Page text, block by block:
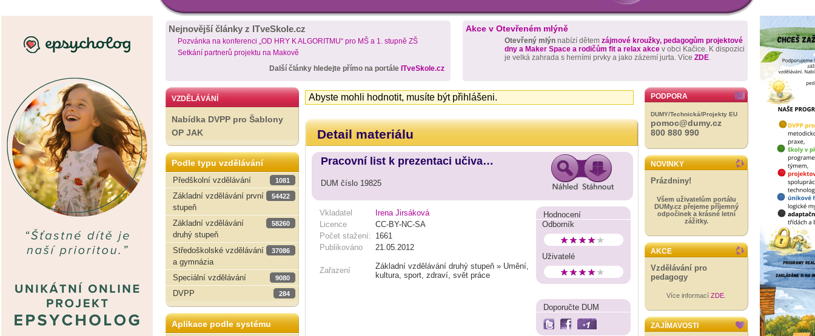
Nejnovější články z ITveSkole.cz
Pozvánka na konferenci „OD HRY K ALGORITMU“ pro MŠ a 1. stupně ZŠ
Setkání partnerů projektu na Makově
Další články hledejte přímo na portále ITveSkole.cz
Akce v Otevřeném mlýně
Otevřený mlýn nabízí dětem zájmové kroužky, pedagogům projektové
dny a Maker Space a rodičům fit a relax akce v obci Kačice. K dispozici
je velká zahrada s herními prvky a jako zázemí jurta. Více ZDE.
VZDĚLÁVÁNÍ
Nabídka DVPP pro Šablony
OP JAK
Podle typu vzdělávání
Předškolní vzdělávání
1081
Základní vzdělávání první
stupeň
54422
Základní vzdělávání
druhý stupeň
58260
Středoškolské vzdělávání
a gymnázia
37086
Speciální vzdělávání 9080
DVPP 284
Aplikace podle systému
Abyste mohli hodnotit, musíte být přihlášeni.
Detail materiálu
Pracovní list k prezentaci učiva…
DUM číslo 19825
Vkladatel
Irena Jirsáková
Licence
CC-BY-NC-SA
Počet stažení: 1661
Publikováno
21.05.2012
Zařazení
Základní vzdělávání druhý stupeň » Umění,
kultura, sport, zdraví, svět práce
Hodnocení
Odborník
Uživatelé
Doporučte DUM
PODPORA
DUMY/Technická/Projekty EU
pomoc@dumy.cz
800 880 990
NOVINKY
Prázdniny!
Všem uživatelům portálu
DUMy.cz přejeme příjemný
odpočinek a krásné letní
zážitky.
AKCE
Vzdělávání pro
pedagogy
Více informací ZDE
ZAJÍMAVOSTI